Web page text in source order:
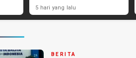
Cukai Perkuat Perang
Melawan Peredaran
5 hari yang lalu
BERITA